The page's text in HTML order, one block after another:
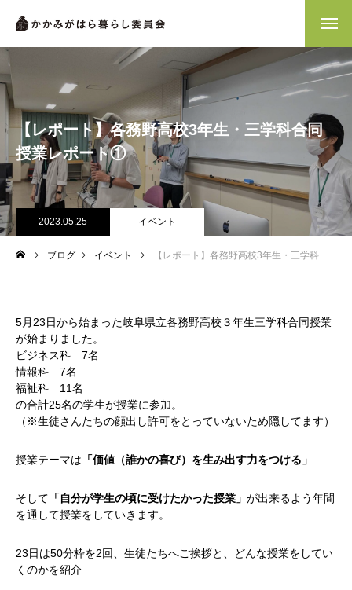
【レポート】各務野高校3年生・三学科合同
授業レポート①
2023.05.25 イベント
ブログ イベント 【レポート】各務野高校3年生・三学科合同授業レポート①
5月23日から始まった岐阜県立各務野高校３年生三学科合同授業
が始まりました。
ビジネス科 7名
情報科 7名
福祉科 11名
の合計25名の学生が授業に参加。
（※生徒さんたちの顔出し許可をとっていないため隠してます）
授業テーマは 「価値（誰かの喜び）を生み出す力をつける」
そして 「自分が学生の頃に受けたかった授業」 が出来るよう年間
を通して授業をしていきます。
23日は50分枠を2回、生徒たちへご挨拶と、どんな授業をしてい
くのかを紹介